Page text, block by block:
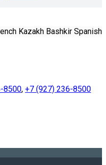
Kazakh Bashkir Spanish
8500, +7 (927) 236-8500